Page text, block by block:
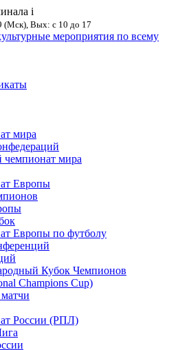
i
(Мск), Вых: с 10 до 17
мероприятия по всему
мира
мира
Европы
Европы по футболу
Кубок Чемпионов
Champions Cup)
России (РПЛ)